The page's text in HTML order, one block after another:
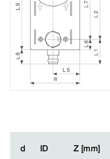
d ID Z [mm]
d ID Z [mm]